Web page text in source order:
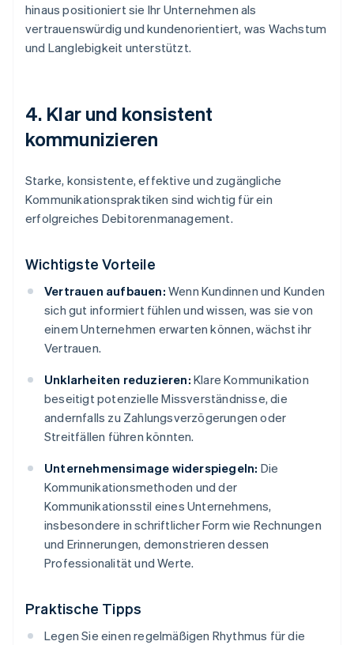
hinaus positioniert sie Ihr Unternehmen als
vertrauenswürdig und kundenorientiert, was Wachstum
und Langlebigkeit unterstützt.
4. Klar und konsistent
kommunizieren
Starke, konsistente, effektive und zugängliche
Kommunikationspraktiken sind wichtig für ein
erfolgreiches Debitorenmanagement.
Wichtigste Vorteile
Vertrauen aufbauen: Wenn Kundinnen und Kunden
sich gut informiert fühlen und wissen, was sie von
einem Unternehmen erwarten können, wächst ihr
Vertrauen.
Unklarheiten reduzieren: Klare Kommunikation
beseitigt potenzielle Missverständnisse, die
andernfalls zu Zahlungsverzögerungen oder
Streitfällen führen könnten.
Unternehmensimage widerspiegeln: Die
Kommunikationsmethoden und der
Kommunikationsstil eines Unternehmens,
insbesondere in schriftlicher Form wie Rechnungen
und Erinnerungen, demonstrieren dessen
Professionalität und Werte.
Praktische Tipps
Legen Sie einen regelmäßigen Rhythmus für die